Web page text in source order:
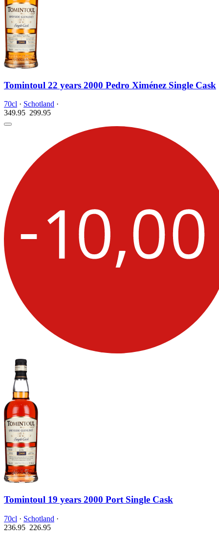
Tomintoul 22 years 2000 Pedro Ximénez Single Cask
70cl · Schotland ·
349.95 299.95
Tomintoul 19 years 2000 Port Single Cask
70cl · Schotland ·
236.95 226.95